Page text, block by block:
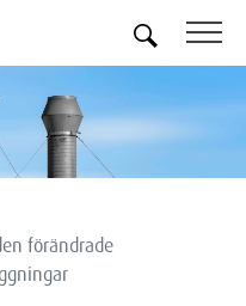
förändrade